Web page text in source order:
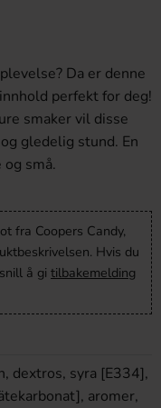
Da er denne
perfekt for deg!
smaker vil disse
gledelig stund. En
små.
fra Coopers Candy,
Hvis du
å gi tilbakemelding
dextros, syra [E334],
aromer,